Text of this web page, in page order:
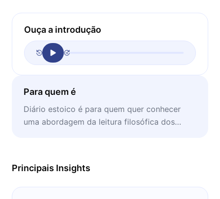
Ouça a introdução
Para quem é
Diário estoico é para quem quer conhecer
uma abordagem da leitura filosófica dos
Principais Insights